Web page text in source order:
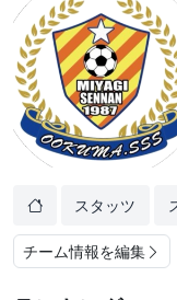
スタッツ
チーム情報を編集